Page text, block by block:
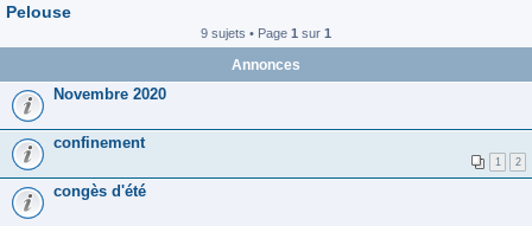
Pelouse
9 sujets • Page 1 sur 1
Annonces
Novembre 2020
confinement
1 2
congès d'été